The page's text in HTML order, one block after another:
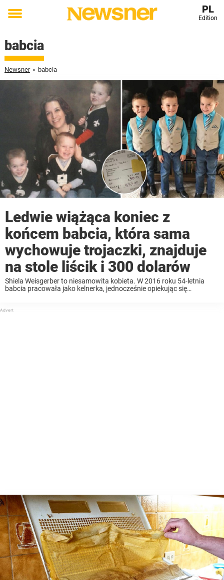
Toggle
PL
Edition
babcia
Newsner » babcia
Ledwie wiążąca koniec z
końcem babcia, która sama
wychowuje trojaczki, znajduje
na stole liścik i 300 dolarów
Shiela Weisgerber to niesamowita kobieta. W 2016 roku 54-letnia
babcia pracowała jako kelnerka, jednocześnie opiekując się
Shiela ...